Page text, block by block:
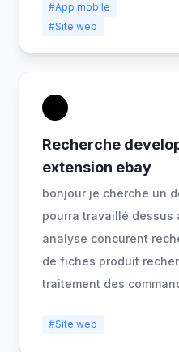
#App mobile
#Site web
Recherche
extension ebay
bonjour je cherche un
pourra travaillé dessus
analyse concurent
de fiches produit
traitement des
#Site web